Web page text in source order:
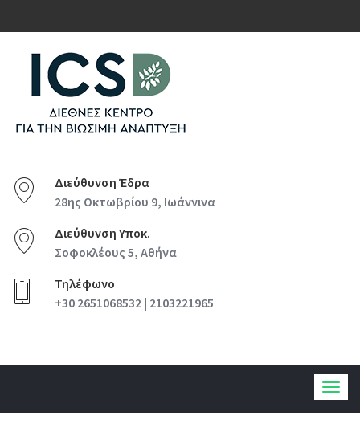
Διεύθυνση Έδρα
28ης Οκτωβρίου 9, Ιωάννινα
Διεύθυνση Υποκ.
Σοφοκλέους 5, Αθήνα
Τηλέφωνο
+30 2651068532 | 2103221965